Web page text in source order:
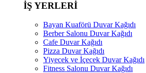
İŞ YERLERİ
Bayan Kuaförü Duvar Kağıdı
Berber Salonu Duvar Kağıdı
Cafe Duvar Kağıdı
Pizza Duvar Kağıdı
Yiyecek ve İçecek Duvar Kağıdı
Fitness Salonu Duvar Kağıdı